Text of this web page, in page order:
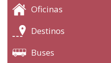
Oficinas
Destinos
Buses